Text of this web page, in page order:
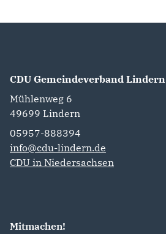
CDU Gemeindeverband Lindern
Mühlenweg 6
49699 Lindern
05957-888394
info@cdu-lindern.de
CDU in Niedersachsen
Mitmachen!